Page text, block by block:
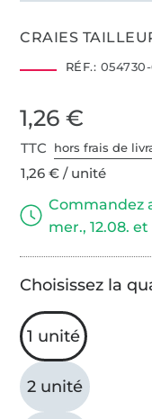
CRAIES
RÉF.:
1,26 €
TTC hors frais de
1,26 € / unité
Commandez
mer., 12.08.
Choisissez la
1 unité
2 unité